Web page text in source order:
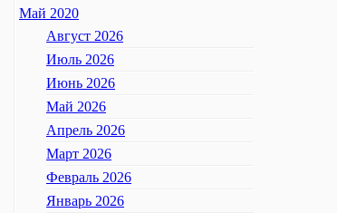
Май 2020
Август 2026
Июль 2026
Июнь 2026
Май 2026
Апрель 2026
Март 2026
Февраль 2026
Январь 2026